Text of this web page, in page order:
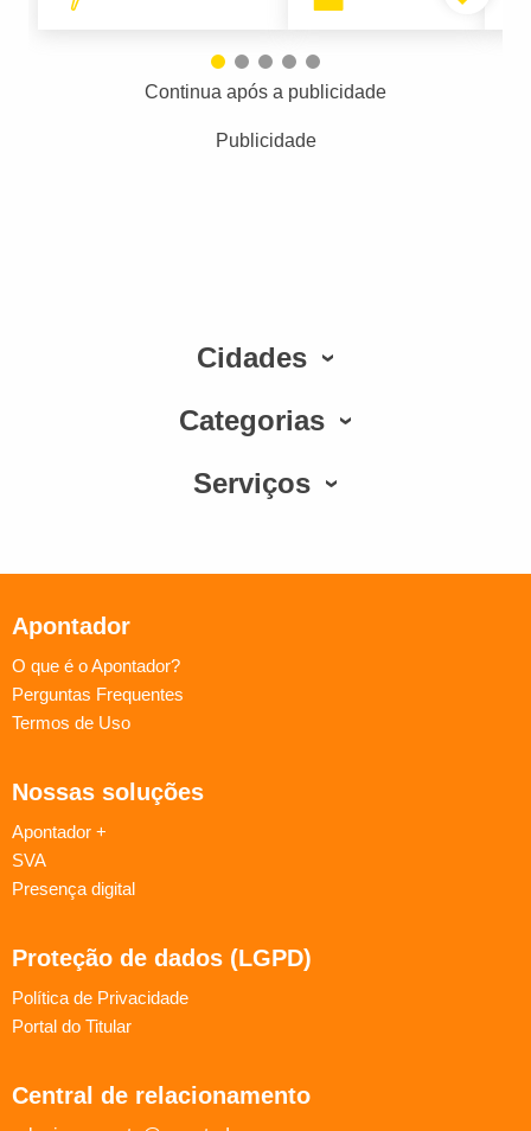
Continua após a publicidade
Publicidade
Cidades
Categorias
Serviços
Apontador
O que é o Apontador?
Perguntas Frequentes
Termos de Uso
Nossas soluções
Apontador +
SVA
Presença digital
Proteção de dados (LGPD)
Política de Privacidade
Portal do Titular
Central de relacionamento